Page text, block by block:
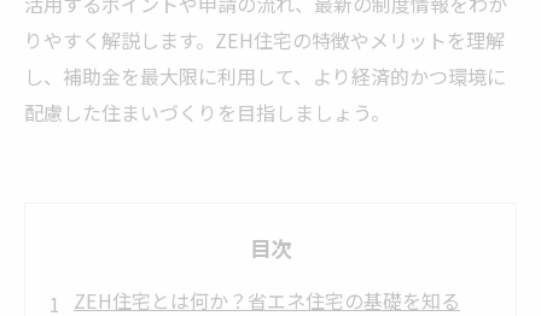
りやすく解説します。ZEH住宅の特徴やメリットを理解
し、補助金を最大限に利用して、より経済的かつ環境に
配慮した住まいづくりを目指しましょう。
目次
ZEH住宅とは何か？省エネ住宅の基礎を知る